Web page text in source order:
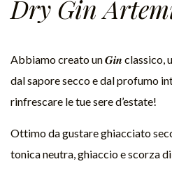
Dry Gin
Abbiamo creato un 𝑮𝒊𝒏 classico,
dal sapore secco e dal profumo
rinfrescare le tue sere d’estate!
Ottimo da gustare ghiacciato
tonica neutra, ghiaccio e scorza